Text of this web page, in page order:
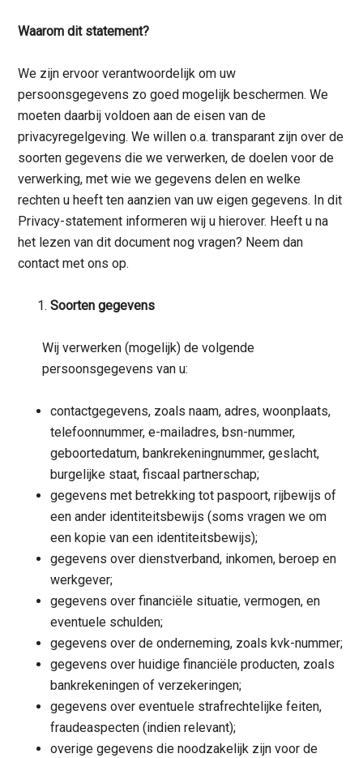
Waarom dit statement?
We zijn ervoor verantwoordelijk om uw
persoonsgegevens zo goed mogelijk beschermen. We
moeten daarbij voldoen aan de eisen van de
privacyregelgeving. We willen o.a. transparant zijn over de
soorten gegevens die we verwerken, de doelen voor de
verwerking, met wie we gegevens delen en welke
rechten u heeft ten aanzien van uw eigen gegevens. In dit
Privacy-statement informeren wij u hierover. Heeft u na
het lezen van dit document nog vragen? Neem dan
contact met ons op.
Soorten gegevens
Wij verwerken (mogelijk) de volgende
persoonsgegevens van u:
contactgegevens, zoals naam, adres, woonplaats,
telefoonnummer, e-mailadres, bsn-nummer,
geboortedatum, bankrekeningnummer, geslacht,
burgelijke staat, fiscaal partnerschap;
gegevens met betrekking tot paspoort, rijbewijs of
een ander identiteitsbewijs (soms vragen we om
een kopie van een identiteitsbewijs);
gegevens over dienstverband, inkomen, beroep en
werkgever;
gegevens over financiële situatie, vermogen, en
eventuele schulden;
gegevens over de onderneming, zoals kvk-nummer;
gegevens over huidige financiële producten, zoals
bankrekeningen of verzekeringen;
gegevens over eventuele strafrechtelijke feiten,
fraudeaspecten (indien relevant);
overige gegevens die noodzakelijk zijn voor de